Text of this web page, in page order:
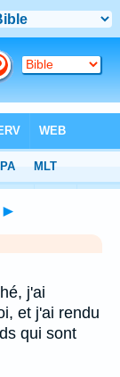
►
j'ai
et j'ai rendu
qui sont